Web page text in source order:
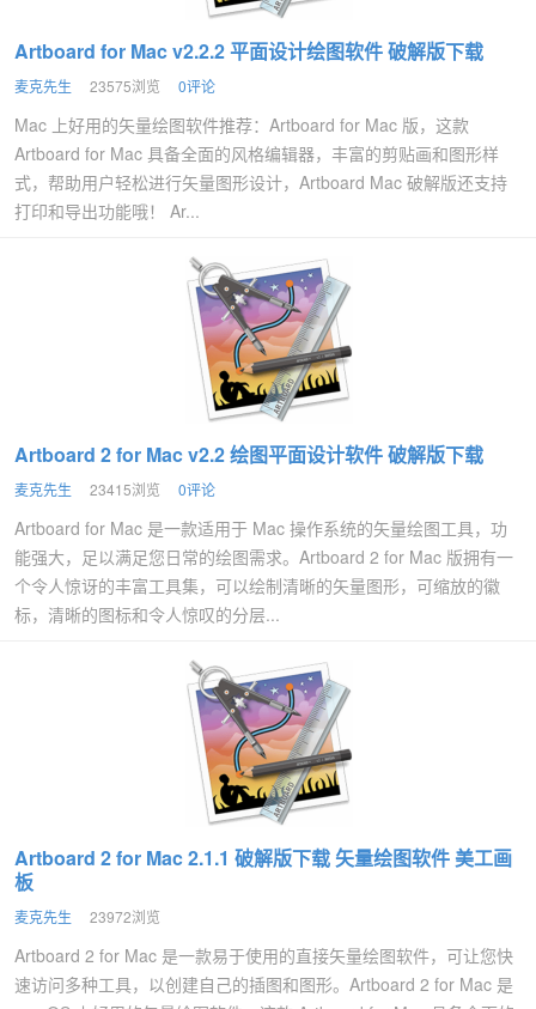
Artboard for Mac v2.2.2 平面设计绘图软件 破解版下载
麦克先生 23575浏览 0评论
Mac 上好用的矢量绘图软件推荐：Artboard for Mac 版，这款
Artboard for Mac 具备全面的风格编辑器，丰富的剪贴画和图形样
式，帮助用户轻松进行矢量图形设计，Artboard Mac 破解版还支持
打印和导出功能哦！ Ar...
Artboard 2 for Mac v2.2 绘图平面设计软件 破解版下载
麦克先生 23415浏览 0评论
Artboard for Mac 是一款适用于 Mac 操作系统的矢量绘图工具，功
能强大，足以满足您日常的绘图需求。Artboard 2 for Mac 版拥有一
个令人惊讶的丰富工具集，可以绘制清晰的矢量图形，可缩放的徽
标，清晰的图标和令人惊叹的分层...
Artboard 2 for Mac 2.1.1 破解版下载 矢量绘图软件 美工画
板
麦克先生 23972浏览
Artboard 2 for Mac 是一款易于使用的直接矢量绘图软件，可让您快
速访问多种工具，以创建自己的插图和图形。Artboard 2 for Mac 是